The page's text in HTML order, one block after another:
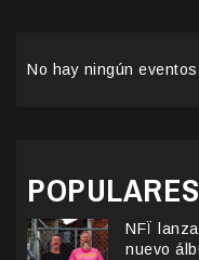
No hay ningún
POPULARES
NFÏ
nuevo